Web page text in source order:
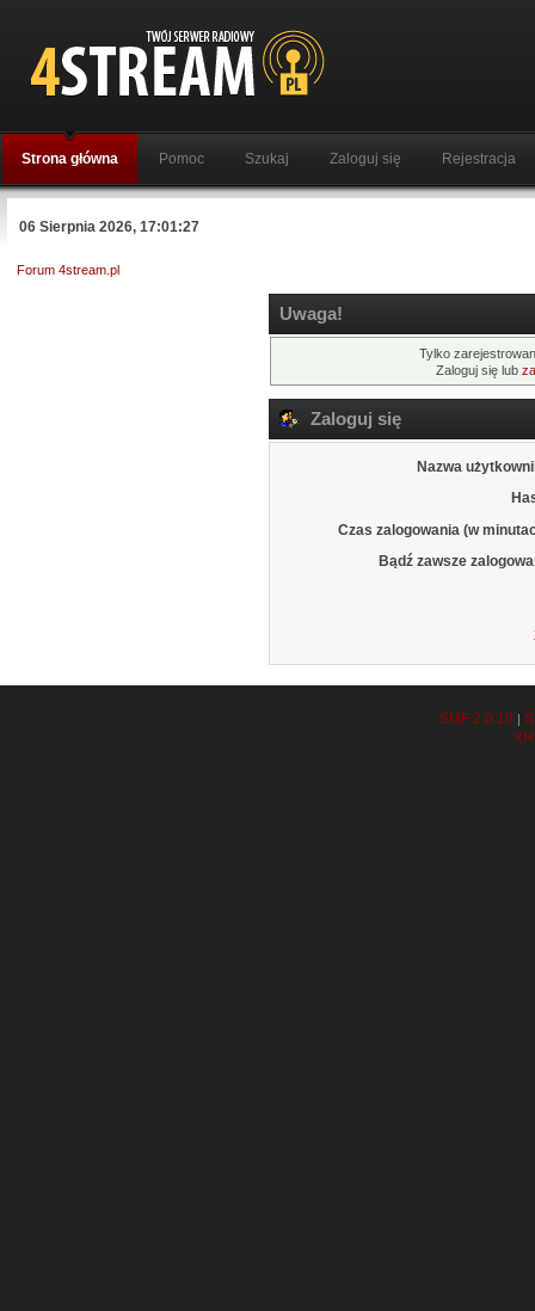
Strona główna Pomoc Szukaj Zaloguj się Rejestracja
06 Sierpnia 2026, 17:01:27
Forum 4stream.pl
Uwaga!
Tylko
Zaloguj się lub
Zaloguj się
Nazwa
Czas zalogowania (w
Bądź zawsze
SMF 2.0.19 |